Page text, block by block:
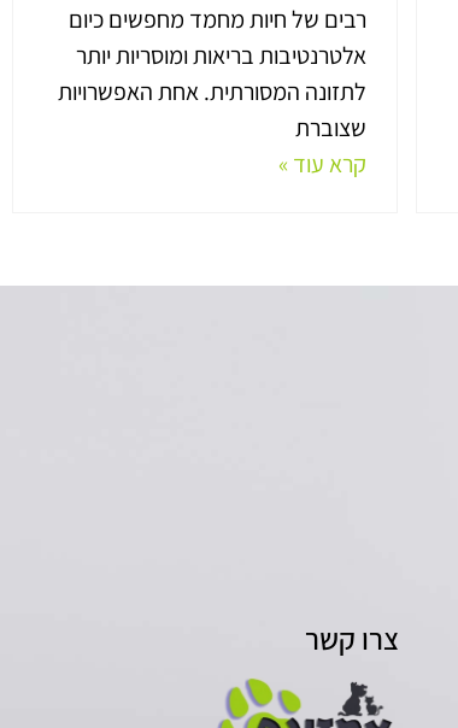
רבים של חיות מחמד מחפשים כיום
אלטרנטיבות בריאות ומוסריות יותר
לתזונה המסורתית. אחת האפשרויות
שצוברת
קרא עוד »
צרו קשר